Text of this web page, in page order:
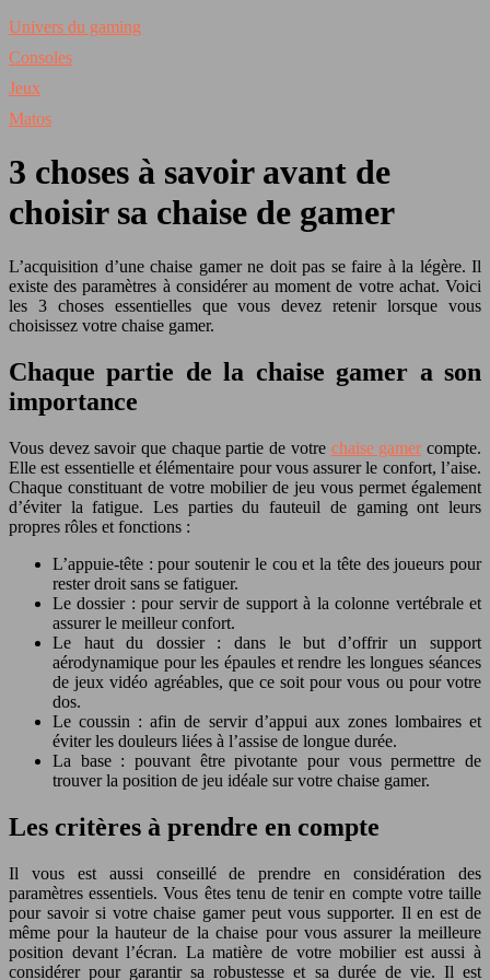
Univers du gaming
Consoles
Jeux
Matos
3 choses à savoir avant de
choisir sa chaise de gamer
L’acquisition d’une chaise gamer ne doit pas se faire à la légère. Il
existe des paramètres à considérer au moment de votre achat. Voici
les 3 choses essentielles que vous devez retenir lorsque vous
choisissez votre chaise gamer.
Chaque partie de la chaise gamer a son
importance
Vous devez savoir que chaque partie de votre chaise gamer compte.
Elle est essentielle et élémentaire pour vous assurer le confort, l’aise.
Chaque constituant de votre mobilier de jeu vous permet également
d’éviter la fatigue. Les parties du fauteuil de gaming ont leurs
propres rôles et fonctions :
L’appuie-tête : pour soutenir le cou et la tête des joueurs pour
rester droit sans se fatiguer.
Le dossier : pour servir de support à la colonne vertébrale et
assurer le meilleur confort.
Le haut du dossier : dans le but d’offrir un support
aérodynamique pour les épaules et rendre les longues séances
de jeux vidéo agréables, que ce soit pour vous ou pour votre
dos.
Le coussin : afin de servir d’appui aux zones lombaires et
éviter les douleurs liées à l’assise de longue durée.
La base : pouvant être pivotante pour vous permettre de
trouver la position de jeu idéale sur votre chaise gamer.
Les critères à prendre en compte
Il vous est aussi conseillé de prendre en considération des
paramètres essentiels. Vous êtes tenu de tenir en compte votre taille
pour savoir si votre chaise gamer peut vous supporter. Il en est de
même pour la hauteur de la chaise pour vous assurer la meilleure
position devant l’écran. La matière de votre mobilier est aussi à
considérer pour garantir sa robustesse et sa durée de vie. Il est